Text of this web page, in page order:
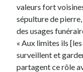
valeurs fort
sépulture de
des usages
« Aux limites ils
surveillent et
partagent ce rôle